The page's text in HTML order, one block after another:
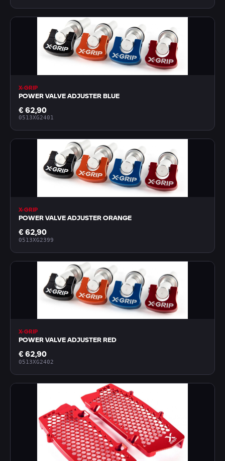
X-GRIP
POWER VALVE ADJUSTER BLUE
€ 62,90
0513XG2401
X-GRIP
POWER VALVE ADJUSTER ORANGE
€ 62,90
0513XG2399
X-GRIP
POWER VALVE ADJUSTER RED
€ 62,90
0513XG2402